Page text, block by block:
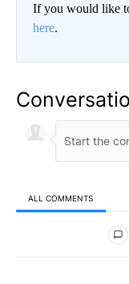
If you would like
here.
ALL COMMENTS
All Comments